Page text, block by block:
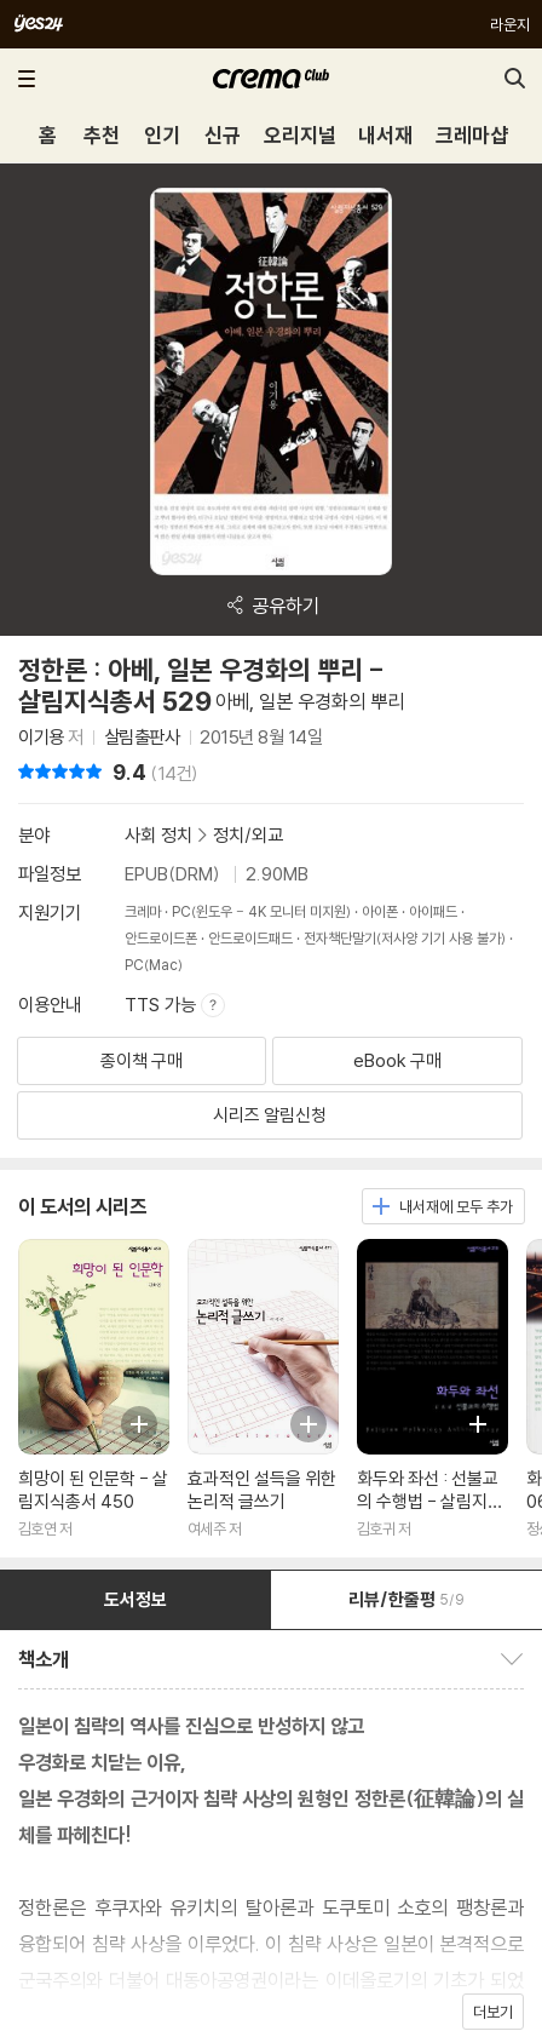
라운지
홈 추천 인기 신규 오리지널 내서재 크레마샵
공유하기
정한론 : 아베, 일본 우경화의 뿌리 -
살림지식총서 529아베, 일본 우경화의 뿌리
이기용저 살림출판사 2015년 8월 14일
9.4 (14건)
분야 사회 정치 > 정치/외교
파일정보
EPUB(DRM)
2.90MB
지원기기
크레마 PC(윈도우 - 4K 모니터 미지원) 아이폰
아이패드
안드로이드폰
안드로이드패드
전자책단말기(저사양 기기 사용 불가)
PC(Mac)
이용안내 TTS 가능
종이책 구매 eBook 구매
시리즈 알림신청
이 도서의 시리즈 내서재에 모두 추가
희망이 된 인문학 - 살
림지식총서 450
김호연 저
효과적인 설득을 위한
논리적 글쓰기
여세주 저
화두와 좌선 : 선불교
의 수행법 - 살림지식
총서 316
김호귀 저
도서정보 리뷰/한줄평 5/9
책소개
일본이 침략의 역사를 진심으로 반성하지 않고
우경화로 치닫는 이유,
일본 우경화의 근거이자 침략 사상의 원형인 정한론(征韓論)의 실
체를 파헤친다!
정한론은 후쿠자와 유키치의 탈아론과 도쿠토미 소호의 팽창론과
융합되어 침략 사상을 이루었다. 이 침략 사상은 일본이 본격적으로
군국주의와 더불어 대동아공영권이라는 이데올로기의 기초가 되었
다. 또한 만주사변, 중일 전쟁, 제2차 세계대전까지 일본이 모든 전
더보기